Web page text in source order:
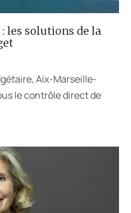
les solutions de la
Aix-Marseille-
le contrôle direct de